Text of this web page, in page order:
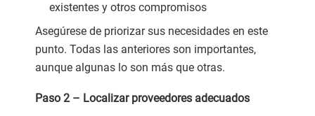
existentes y otros compromisos
Asegúrese de priorizar sus necesidades en este
punto. Todas las anteriores son importantes,
aunque algunas lo son más que otras.
Paso 2 – Localizar proveedores adecuados